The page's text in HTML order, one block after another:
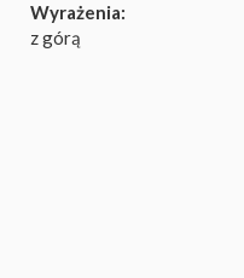
Wyrażenia:
z górą